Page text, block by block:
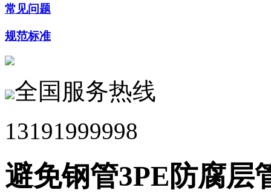
常见问题
规范标准
全国服务热线
13191999998
避免钢管3PE防腐层